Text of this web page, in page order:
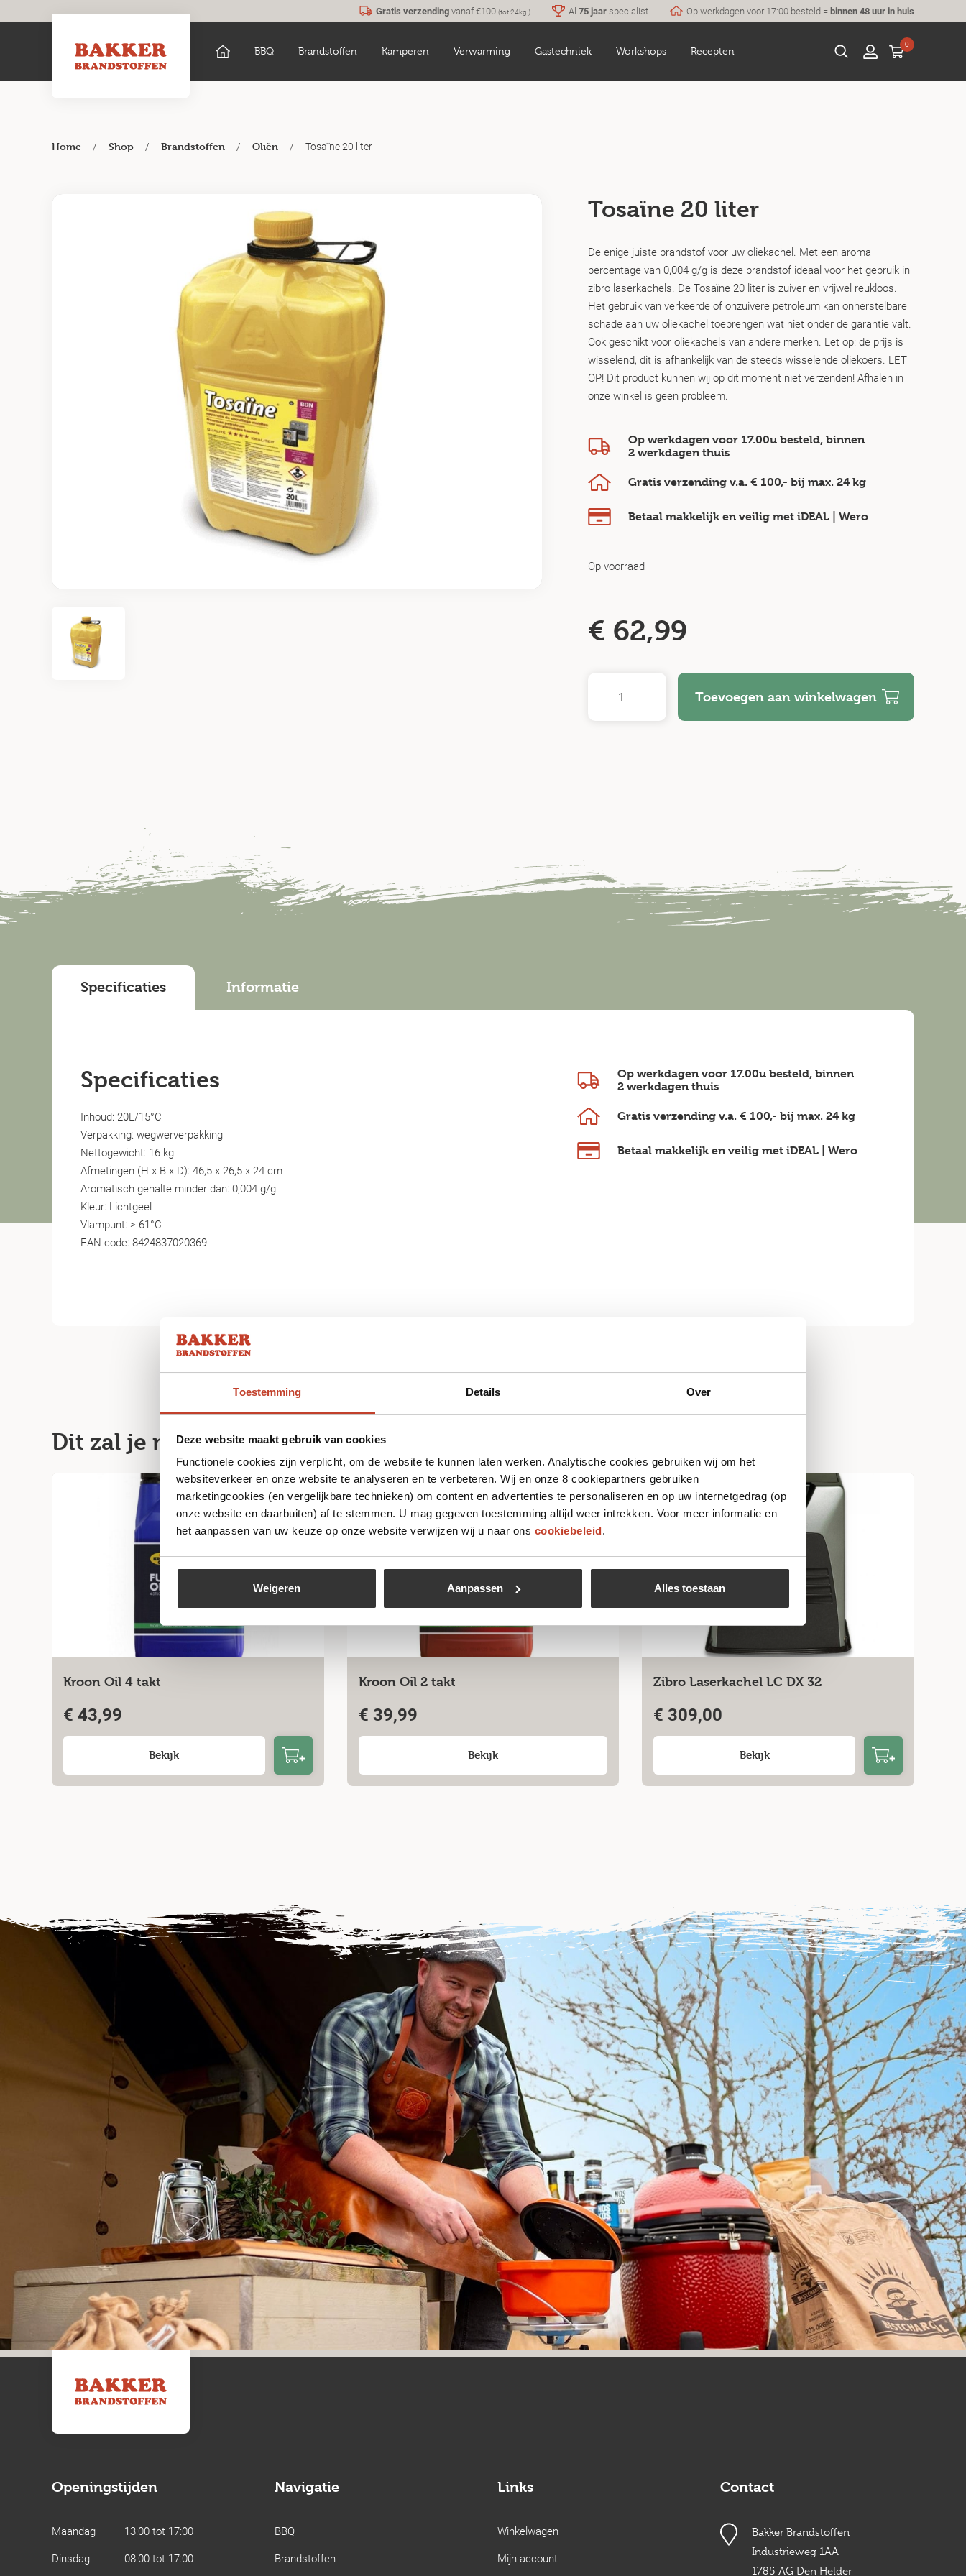
Toestemming Details Over
Deze website maakt gebruik van cookies
Functionele cookies zijn verplicht, om de website te kunnen laten werken. Analytische cookies gebruiken wij om het
websiteverkeer en onze website te analyseren en te verbeteren. Wij en onze 8 cookiepartners gebruiken
marketingcookies (en vergelijkbare technieken) om content en advertenties te personaliseren en op uw internetgedrag (op
onze website en daarbuiten) af te stemmen. U mag gegeven toestemming altijd weer intrekken. Voor meer informatie en
het aanpassen van uw keuze op onze website verwijzen wij u naar ons cookiebeleid.
Weigeren Aanpassen Alles toestaan
Gratis verzendingvanaf €100 (tot 24kg.) Al 75 jaarspecialist Op werkdagen voor 17:00 besteld =binnen 48 uur in huis
BBQ Brandstoffen Kamperen Verwarming Gastechniek Workshops Recepten
0
Home / Shop / Brandstoffen / Oliën / Tosaïne 20 liter
Tosaïne 20 liter
De enige juiste brandstof voor uw oliekachel. Met een aroma
percentage van 0,004 g/g is deze brandstof ideaal voor het gebruik in
zibro laserkachels. De Tosaïne 20 liter is zuiver en vrijwel reukloos.
Het gebruik van verkeerde of onzuivere petroleum kan onherstelbare
schade aan uw oliekachel toebrengen wat niet onder de garantie valt.
Ook geschikt voor oliekachels van andere merken. Let op: de prijs is
wisselend, dit is afhankelijk van de steeds wisselende oliekoers. LET
OP! Dit product kunnen wij op dit moment niet verzenden! Afhalen in
onze winkel is geen probleem.
Op werkdagen voor 17.00u besteld, binnen
2 werkdagenthuis
Gratis verzending v.a. € 100,- bij max. 24 kg
Betaal makkelijk en veilig met iDEAL | Wero
Op voorraad
€ 62,99
Toevoegen aan winkelwagen
Specificaties Informatie
Specificaties
Inhoud: 20L/15°C
Verpakking: wegwerverpakking
Nettogewicht: 16 kg
Afmetingen (H x B x D): 46,5 x 26,5 x 24 cm
Aromatisch gehalte minder dan: 0,004 g/g
Kleur: Lichtgeel
Vlampunt: > 61°C
EAN code: 8424837020369
Op werkdagen voor 17.00u besteld, binnen
2 werkdagen thuis
Gratis verzending v.a.€ 100,- bij max.24 kg
Betaal makkelijk en veiligmet iDEAL | Wero
Dit zal je misschien ook leuk vinden
Kroon Oil 4 takt
€ 43,99
Bekijk
Kroon Oil 2 takt
€ 39,99
Bekijk
Niet op voorraad
Zibro Laserkachel LC DX 32
€ 309,00
Bekijk
Openingstijden
Maandag
13:00 tot 17:00
Dinsdag
08:00 tot 17:00
Navigatie
BBQ
Brandstoffen
Links
Winkelwagen
Mijn account
Contact
Bakker Brandstoffen
Industrieweg 1AA
1785 AG Den Helder